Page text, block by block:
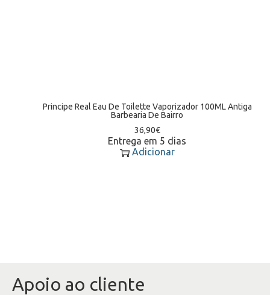
Principe Real Eau De Toilette Vaporizador 100ML Antiga
Barbearia De Bairro
36,90€
Entrega em 5 dias
Adicionar
Apoio ao cliente